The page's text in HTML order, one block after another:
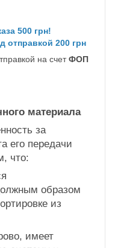
500 грн!
отправкой 200 грн
на счетФОП
материала
за
его передачи
что:
образом
из
имеет